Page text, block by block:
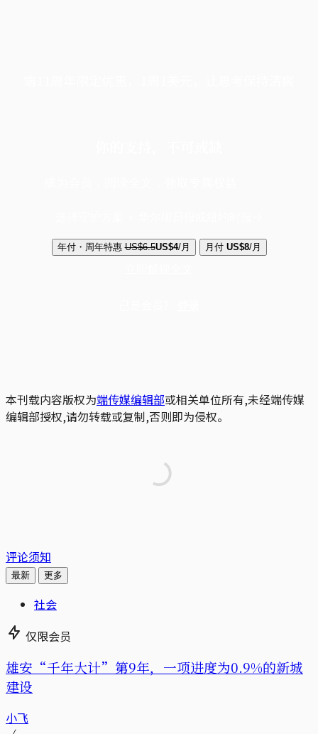
年付・周年特惠 US$6.5US$4/月 月付 US$8/月
本刊载内容版权为端传媒编辑部或相关单位所有,未经端传媒
编辑部授权,请勿转载或复制,否则即为侵权。
评论须知
最新 更多
社会
仅限会员
雄安“千年大计”第9年，一项进度为0.9%的新城
建设
小飞